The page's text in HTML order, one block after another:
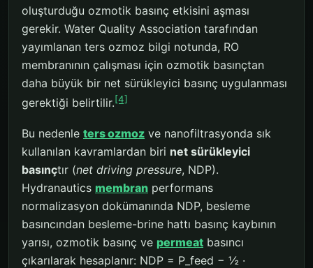
oluşturduğu ozmotik basınç etkisini aşması
gerekir. Water Quality Association tarafından
yayımlanan ters ozmoz bilgi notunda, RO
membranının çalışması için ozmotik basınçtan
daha büyük bir net sürükleyici basınç uygulanması
gerektiği belirtilir.[4]
Bu nedenle ters ozmoz ve nanofiltrasyonda sık
kullanılan kavramlardan biri net sürükleyici
basınçtır (net driving pressure, NDP).
Hydranautics membran performans
normalizasyon dokümanında NDP, besleme
basıncından besleme-brine hattı basınç kaybının
yarısı, ozmotik basınç ve permeat basıncı
çıkarılarak hesaplanır: NDP = P_feed − ½ ·